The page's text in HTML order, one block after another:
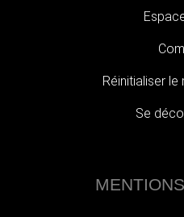
Réinitialiser
Se